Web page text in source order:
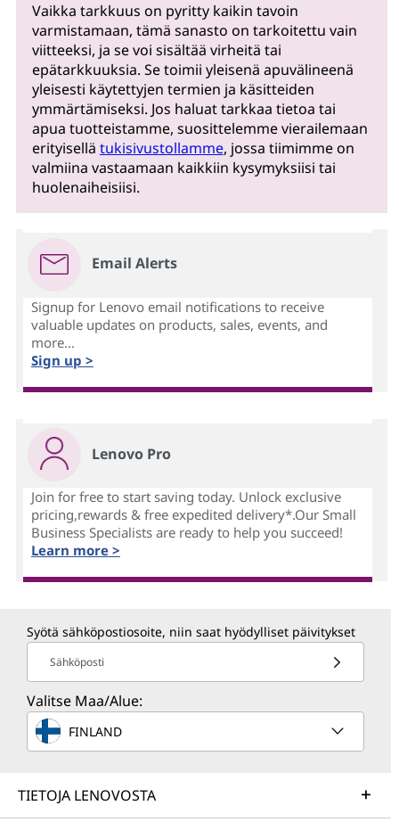
Vaikka tarkkuus on pyritty kaikin tavoin
varmistamaan, tämä sanasto on tarkoitettu vain
viitteeksi, ja se voi sisältää virheitä tai
epätarkkuuksia. Se toimii yleisenä apuvälineenä
yleisesti käytettyjen termien ja käsitteiden
ymmärtämiseksi. Jos haluat tarkkaa tietoa tai
apua tuotteistamme, suosittelemme vierailemaan
erityisellä tukisivustollamme, jossa tiimimme on
valmiina vastaamaan kaikkiin kysymyksiisi tai
huolenaiheisiisi.
Email Alerts
Signup for Lenovo email notifications to receive
valuable updates on products, sales, events, and
more...
Sign up >
Lenovo Pro
Join for free to start saving today. Unlock exclusive
pricing,rewards & free expedited delivery*.Our Small
Business Specialists are ready to help you succeed!
Learn more >
Syötä sähköpostiosoite, niin saat hyödylliset päivitykset
Sähköposti
Valitse Maa/Alue:
FINLAND
TIETOJA LENOVOSTA